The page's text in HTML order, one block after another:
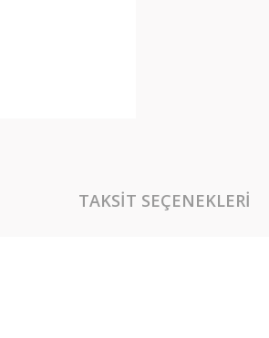
TAKSIT SEÇENEKLERI